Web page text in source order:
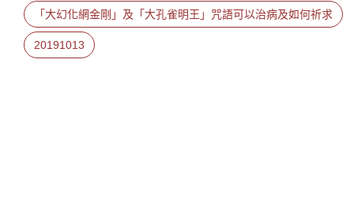
「大幻化網金剛」及「大孔雀明王」咒語可以治病及如何祈求
20191013